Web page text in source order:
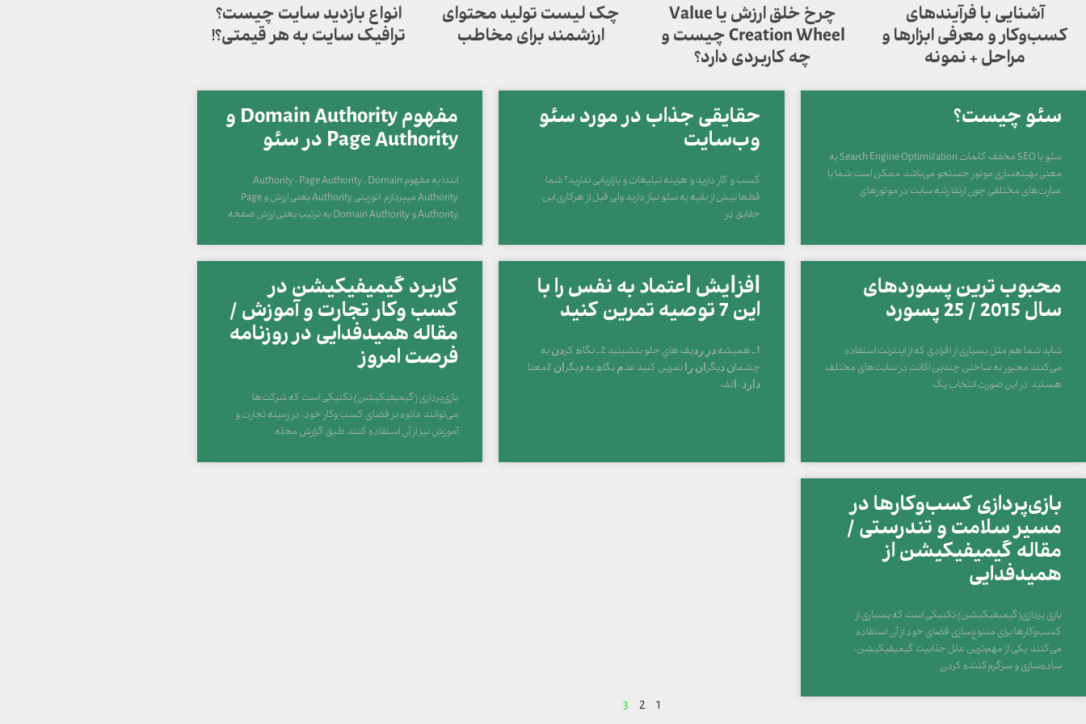
آشنایی با فرآیندهای
کسب‌وکار و معرفی ابزارها و
مراحل + نمونه
چرخ خلق ارزش یا Value
Creation Wheel چیست و
چه کاربردی دارد؟
چک لیست تولید محتوای
ارزشمند برای مخاطب
انواع بازدید سایت چیست؟
ترافیک سایت به هر قیمتی؟!
سئو چیست؟
سئو یا SEO مخفف کلمات Search Engine Optimization به
معنی بهینه‌سازی موتور جستجو می‌باشد. ممکن است شما با
عبارت‌های مختلفی چون ارتقا رتبه سایت در موتورهای
حقایقی جذاب در مورد سئو
وب‌سایت
کسب و کار دارید و هزینه تبلیغات و بازاریابی ندارید؟ شما
قطعا بیش از بقیه به سئو نیاز دارید ولی قبل از هرکاری این
حقایق در
مفهوم Domain Authority و
Page Authority در سئو
ابتدا به مفهوم Authority ، Page Authority ، Domain
Authority میپردازم. اتوریتی Authority یعنی ارزش و Page
Authority و Domain Authority به ترتیب یعنی ارزش صفحه
محبوب ترین پسوردهای
سال 2015 / 25 پسورد
شاید شما هم مثل بسیاری از افرادی که از اینترنت استفاده
می‌کنند مجبور به ساختن چندین اکانت در سایت‌های مختلف
هستید. در این صورت انتخاب یک
ﺍﻓﺰﺍﻳﺶ ﺍﻋﺘﻤﺎﺩ ﺑﻪ ﻧﻔﺲ را با
این 7 توصیه تمرین کنید
1 ـ ﻫﻤﻴﺸﻪ ﺩﺭ ﺭﺩﻳﻒ ﻫﺎﻱ ﺟﻠﻮ ﺑﻨﺸﻴﻨﻴﺪ 2 ـ ﻧﮕﺎﻩ ﻛﺮﺩﻥ ﺑﻪ
ﭼﺸﻤﺎﻥ ﺩﻳﮕﺮﺍﻥ ﺭﺍ ﺗﻤﺮﻳﻦ ﻛﻨﻴﺪ ﻋﺪﻡ ﻧﮕﺎﻩ ﺑﻪ ﺩﻳﮕﺮﺍﻥ 2ﻣﻌﻨﺎ
ﺩﺍﺭﺩ : ﺍﻟﻒ:
کاربرد گیمیفیکیشن در
کسب وکار تجارت و آموزش /
مقاله همیدفدایی در روزنامه
فرصت امروز
بازی‌پردازی (گیمیفیکیشن) تکنیکی است که شرکت‌ها
می‌توانند علاوه بر فضای کسب وکار خود، در زمینه تجارت و
آموزش نیز از آن استفاده کنند. طبق گزارش مجله
بازی‌پردازی کسب‌و‌کارها در
مسیر سلامت و تندرستی /
مقاله گیمیفیکیشن از
همیدفدایی
بازی پردازی(گیمیفیکیشن) تکنیکی است که بسیاری از
کسب‌و‌کارها برای متنوع‌سازی فضای خود از آن استفاده
می‌کنند. یکی از مهم‌ترین علل جذابیت گیمیفیکیشن،
ساده‌سازی و سرگرم‌کننده کردن
1
2
3